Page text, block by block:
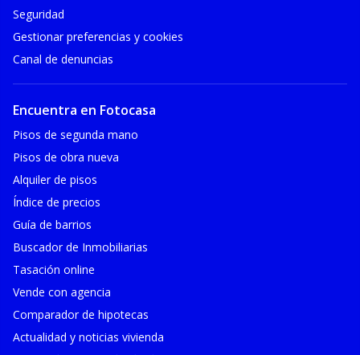
Seguridad
Gestionar preferencias y cookies
Canal de denuncias
Encuentra en Fotocasa
Pisos de segunda mano
Pisos de obra nueva
Alquiler de pisos
Índice de precios
Guía de barrios
Buscador de Inmobiliarias
Tasación online
Vende con agencia
Comparador de hipotecas
Actualidad y noticias vivienda